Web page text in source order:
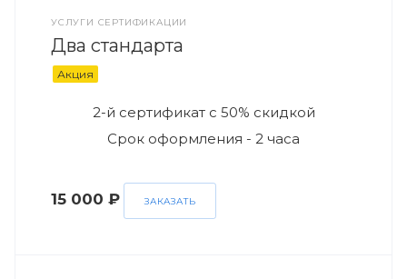
УСЛУГИ СЕРТИФИКАЦИИ
Два стандарта
Акция
2-й сертификат с 50% скидкой
Срок оформления - 2 часа
15 000 ₽ ЗАКАЗАТЬ